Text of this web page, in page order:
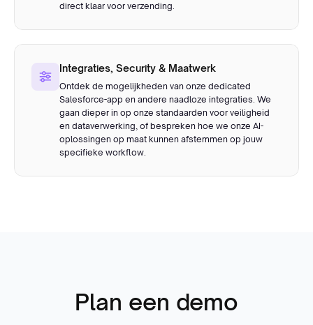
direct klaar voor verzending.
Integraties, Security & Maatwerk
Ontdek de mogelijkheden van onze dedicated
Salesforce-app en andere naadloze integraties. We
gaan dieper in op onze standaarden voor veiligheid
en dataverwerking, of bespreken hoe we onze AI-
oplossingen op maat kunnen afstemmen op jouw
specifieke workflow.
Plan een demo